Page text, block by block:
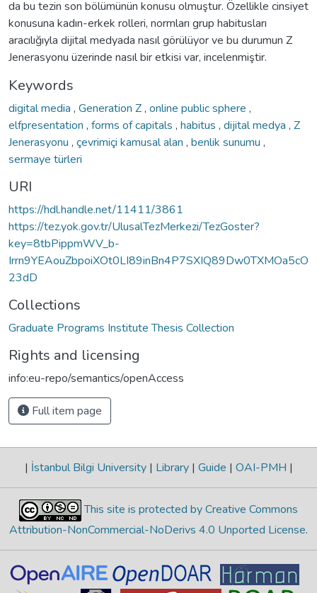
da bu tezin son bölümünün konusu olmuştur. Özellikle cinsiyet
konusuna kadın-erkek rolleri, normları grup habitusları
aracılığıyla dijital medyada nasıl görülüyor ve bu durumun Z
Jenerasyonu üzerinde nasıl bir etkisi var, incelenmiştir.
Keywords
digital media , Generation Z, online public sphere ,
elfpresentation , forms of capitals , habitus , dijital medya , Z
Jenerasyonu , çevrimiçi kamusal alan , benlik sunumu ,
sermaye türleri
URI
https://hdl.handle.net/11411/3861
https://tez.yok.gov.tr/UlusalTezMerkezi/TezGoster?
key=8tbPippmWV_b-
Irrn9YEAouZbpoiXOt0LI89inBn4P7SXIQ89Dw0TXMOa5cO
23dD
Collections
Graduate Programs Institute Thesis Collection
Rights and licensing
info:eu-repo/semantics/openAccess
Full item page
| İstanbul Bilgi University | Library | Guide | OAI-PMH |
This site is protected by Creative Commons
Attribution-NonCommercial-NoDerivs 4.0 Unported License.